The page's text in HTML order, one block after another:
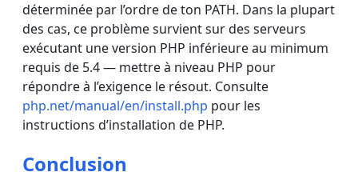
déterminée par l’ordre de ton PATH. Dans la plupart
des cas, ce problème survient sur des serveurs
exécutant une version PHP inférieure au minimum
requis de 5.4 — mettre à niveau PHP pour
répondre à l’exigence le résout. Consulte
php.net/manual/en/install.php pour les
instructions d’installation de PHP.
Conclusion